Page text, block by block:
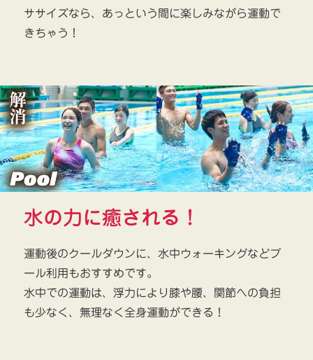
ササイズなら、あっという間に楽しみながら運動で
きちゃう！
水の力に癒される！
運動後のクールダウンに、水中ウォーキングなどプ
ール利用もおすすめです。
水中での運動は、浮力により膝や腰、関節への負担
も少なく、無理なく全身運動ができる！